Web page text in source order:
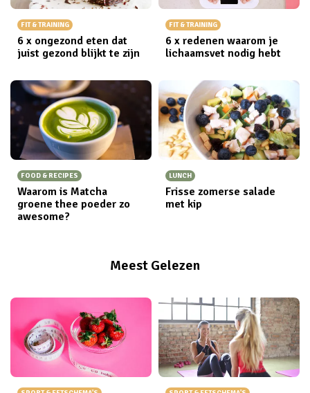
FIT & TRAINING
6 x ongezond eten dat
juist gezond blijkt te zijn
FIT & TRAINING
6 x redenen waarom je
lichaamsvet nodig hebt
FOOD & RECIPES
Waarom is Matcha
groene thee poeder zo
awesome?
LUNCH
Frisse zomerse salade
met kip
Meest Gelezen